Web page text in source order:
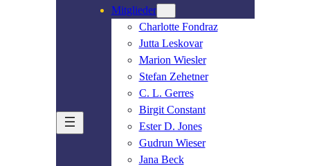
Mitglieder
Charlotte Fondraz
Jutta Leskovar
Marion Wiesler
Stefan Zehetner
C. L. Gerres
Birgit Constant
Ester D. Jones
Gudrun Wieser
Jana Beck